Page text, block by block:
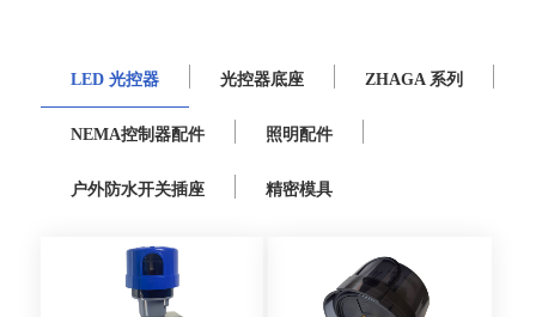
LED 光控器 光控器底座 ZHAGA 系列
NEMA控制器配件 照明配件
户外防水开关插座 精密模具